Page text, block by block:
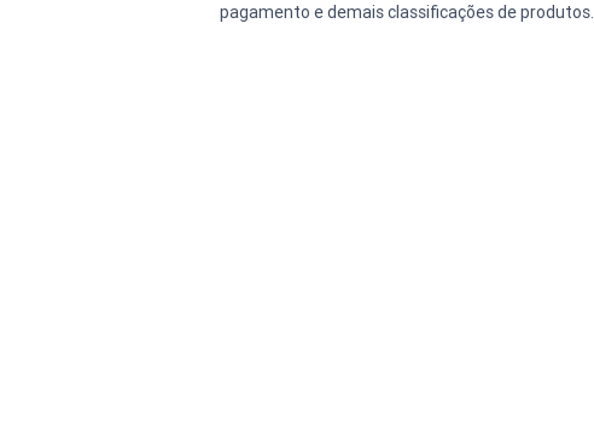
pagamento e demais classificações de produtos.